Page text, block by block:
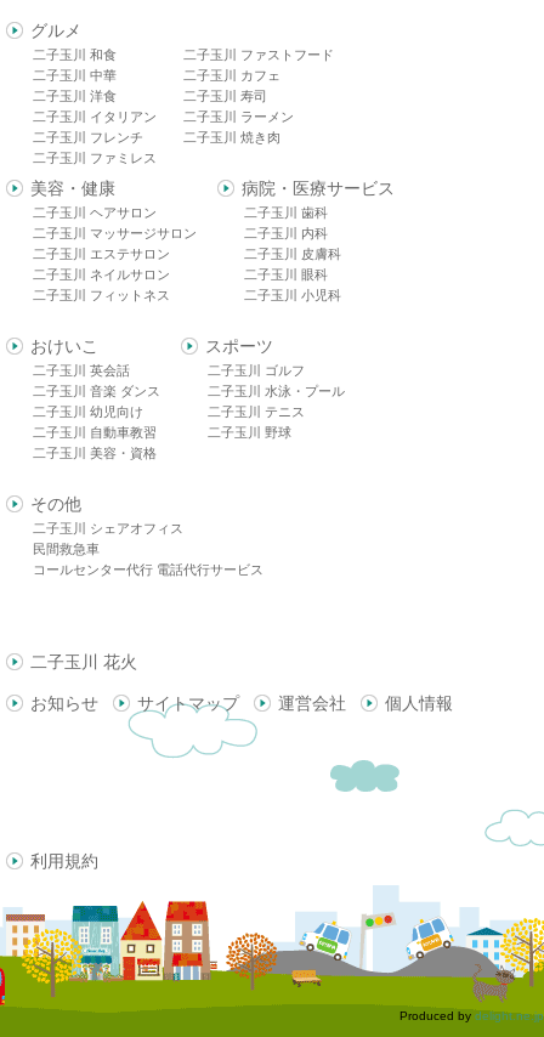
グルメ
二子玉川 和食
二子玉川 中華
二子玉川 洋食
二子玉川 イタリアン
二子玉川 フレンチ
二子玉川 ファミレス
二子玉川 ファストフード
二子玉川 カフェ
二子玉川 寿司
二子玉川 ラーメン
二子玉川 焼き肉
美容・健康
二子玉川 ヘアサロン
二子玉川 マッサージサロン
二子玉川 エステサロン
二子玉川 ネイルサロン
二子玉川 フィットネス
病院・医療サービス
二子玉川 歯科
二子玉川 内科
二子玉川 皮膚科
二子玉川 眼科
二子玉川 小児科
おけいこ
二子玉川 英会話
二子玉川 音楽 ダンス
二子玉川 幼児向け
二子玉川 自動車教習
二子玉川 美容・資格
スポーツ
二子玉川 ゴルフ
二子玉川 水泳・プール
二子玉川 テニス
二子玉川 野球
その他
二子玉川 シェアオフィス
民間救急車
コールセンター代行 電話代行サービス
二子玉川 花火
お知らせ サイトマップ 運営会社 個人情報
利用規約
Produced by delight.ne.jp